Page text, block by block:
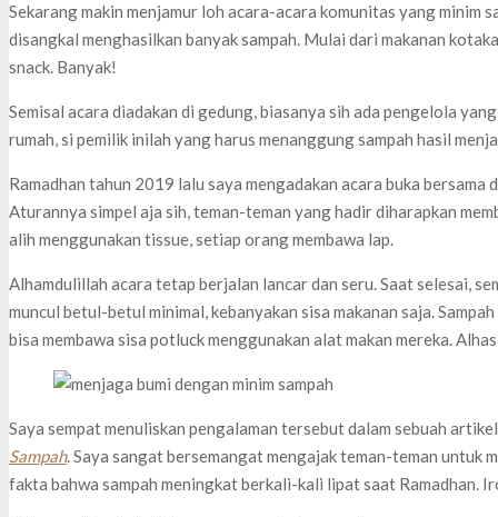
Sekarang makin menjamur loh acara-acara komunitas yang minim
disangkal menghasilkan banyak sampah. Mulai dari makanan
snack. Banyak!
Semisal acara diadakan di gedung, biasanya sih ada pengelola
rumah, si pemilik inilah yang harus menanggung sampah hasil
Ramadhan tahun 2019 lalu saya mengadakan acara buka bersama
Aturannya simpel aja sih, teman-teman yang hadir diharapkan
alih menggunakan tissue, setiap orang membawa lap.
Alhamdulillah acara tetap berjalan lancar dan seru. Saat selesai,
muncul betul-betul minimal, kebanyakan sisa makanan saja.
bisa membawa sisa potluck menggunakan alat makan mereka.
Saya sempat menuliskan pengalaman tersebut dalam sebuah
Sampah. Saya sangat bersemangat mengajak teman-teman untuk
fakta bahwa sampah meningkat berkali-kali lipat saat Ramadhan.